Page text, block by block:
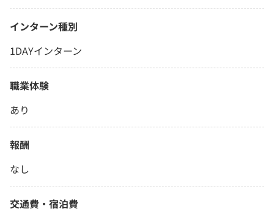
インターン種別
1DAYインターン
職業体験
あり
報酬
なし
交通費・宿泊費